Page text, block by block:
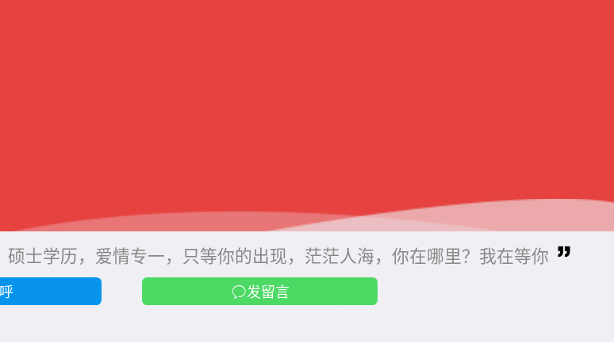
士学历，爱情专一，只等你的出现，茫茫人海，你在哪里？我在等你
发留言